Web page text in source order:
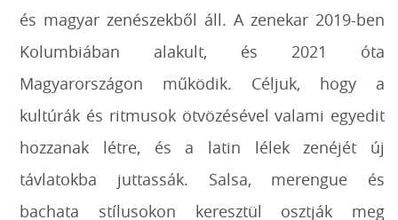
és magyar zenészekből áll. A zenekar 2019-ben
Kolumbiában alakult, és 2021 óta
Magyarországon működik. Céljuk, hogy a
kultúrák és ritmusok ötvözésével valami egyedit
hozzanak létre, és a latin lélek zenéjét új
távlatokba juttassák. Salsa, merengue és
bachata stílusokon keresztül osztják meg